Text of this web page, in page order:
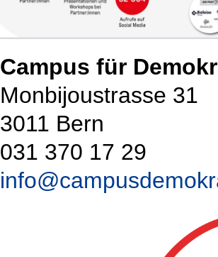
Campus für
Monbijoustrasse 31
3011 Bern
031 370 17 29